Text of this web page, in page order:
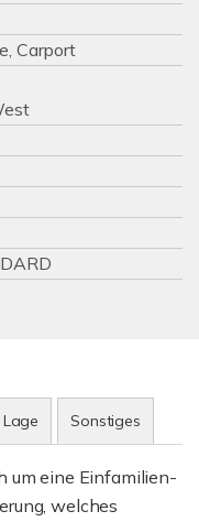
Carport
Lage Sonstiges
um eine Einfamilien-
welches